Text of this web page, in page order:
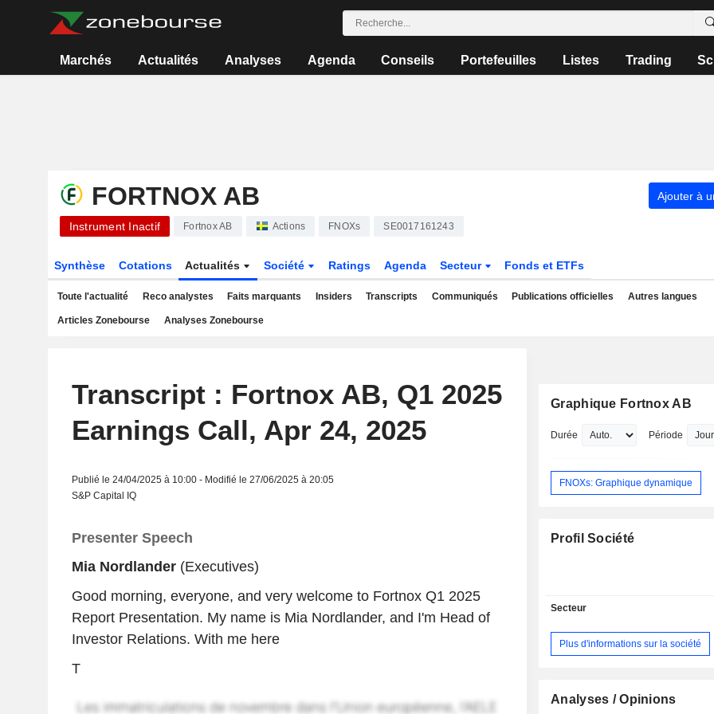
Marchés Actualités Analyses Agenda Conseils Portefeuilles Listes Trading
FORTNOX AB Ajouter à
Instrument Inactif Fortnox AB Actions FNOXs SE0017161243
Synthèse Cotations Actualités Société Ratings Agenda Secteur Fonds et ETFs
Toute l'actualité Reco analystes Faits marquants Insiders Transcripts Communiqués Publications officielles Autres langues
Articles Zonebourse Analyses Zonebourse
Transcript : Fortnox AB, Q1 2025
Earnings Call, Apr 24, 2025
Publié le 24/04/2025 à 10:00 - Modifié le 27/06/2025 à 20:05
S&P Capital IQ
Presenter Speech
Mia Nordlander(Executives)
Good morning, everyone, and very welcome to Fortnox Q1 2025
Report Presentation. My name is Mia Nordlander, and I'm Head of
Investor Relations. With me here
T
Graphique Fortnox AB
Durée Période
FNOXs: Graphique dynamique
Profil Société
Secteur
Plus d'informations sur la société
Analyses / Opinions